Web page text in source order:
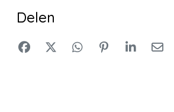
Delen